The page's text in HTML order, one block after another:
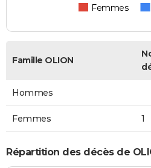
Femmes
Famille OLION
Hommes
Femmes 1
Répartition des décès de